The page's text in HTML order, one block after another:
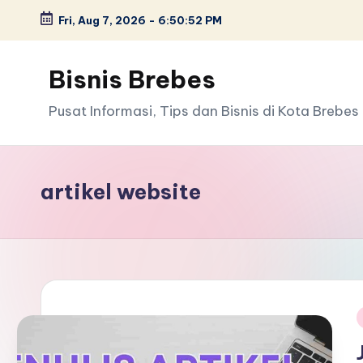
Skip
content
Fri, Aug 7, 2026 - 6:50:52 PM
Bisnis Brebes
Pusat Informasi, Tips dan Bisnis di Kota Brebes
artikel website